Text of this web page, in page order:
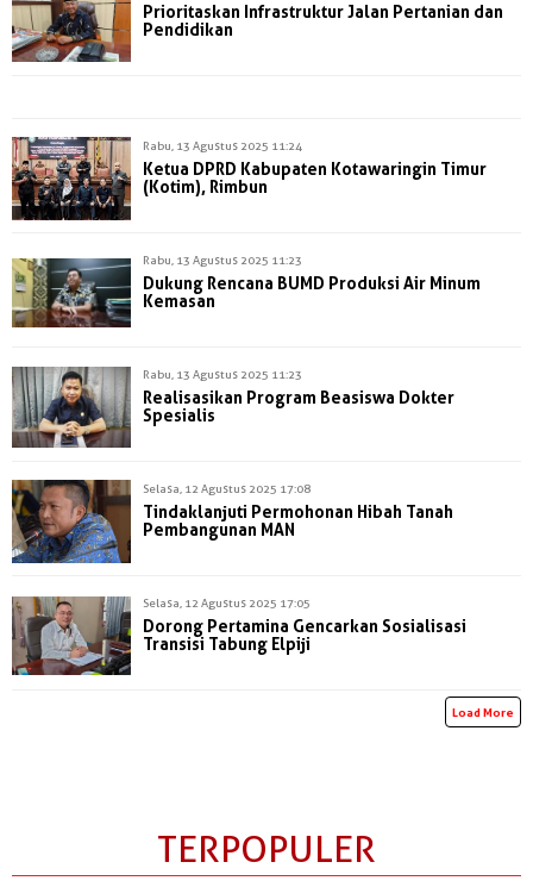
Prioritaskan Infrastruktur Jalan Pertanian dan
Pendidikan
Rabu, 13 Agustus 2025 11:24
Ketua DPRD Kabupaten Kotawaringin Timur
(Kotim), Rimbun
Rabu, 13 Agustus 2025 11:23
Dukung Rencana BUMD Produksi Air Minum
Kemasan
Rabu, 13 Agustus 2025 11:23
Realisasikan Program Beasiswa Dokter
Spesialis
Selasa, 12 Agustus 2025 17:08
Tindaklanjuti Permohonan Hibah Tanah
Pembangunan MAN
Selasa, 12 Agustus 2025 17:05
Dorong Pertamina Gencarkan Sosialisasi
Transisi Tabung Elpiji
Load More
TERPOPULER